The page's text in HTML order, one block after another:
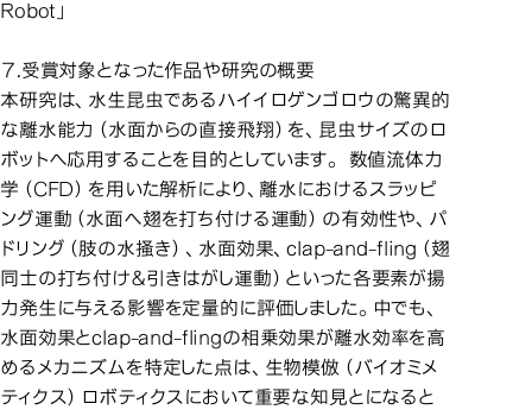
Robot」
７.受賞対象となった作品や研究の概要
本研究は、水生昆虫であるハイイロゲンゴロウの驚異的
な離水能力（水面からの直接飛翔）を、昆虫サイズのロ
ボットへ応用することを目的としています。 数値流体力
学（CFD）を用いた解析により、離水におけるスラッピ
ング運動（水面へ翅を打ち付ける運動）の有効性や、パ
ドリング（肢の水掻き）、水面効果、clap-and-fling（翅
同士の打ち付け＆引きはがし運動）といった各要素が揚
力発生に与える影響を定量的に評価しました。中でも、
水面効果とclap-and-flingの相乗効果が離水効率を高
めるメカニズムを特定した点は、生物模倣（バイオミメ
ティクス）ロボティクスにおいて重要な知見とになると